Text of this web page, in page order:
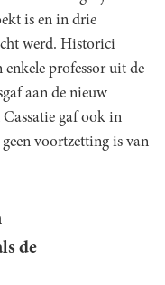
is en in drie
werd. Historici
professor uit de
aan de nieuw
gaf ook in
voortzetting is van
de